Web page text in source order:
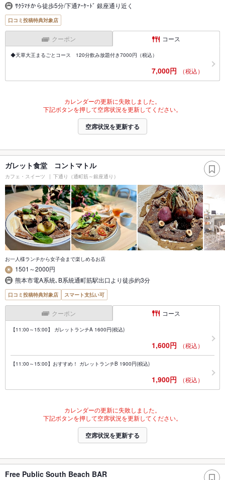
ｻｸﾗﾏﾁから徒歩5分/下通ｱｰｹｰﾄﾞ 銀座通り近く
口コミ投稿特典対象店
クーポン コース
◆天草大王まるごとコース 120分飲み放題付き7000円（税込）
7,000円 （税込）
カレンダーの更新に失敗しました。
下記ボタンを押して空席状況を更新してください。
空席状況を更新する
ガレット食堂 コントマトル
カフェ・スイーツ 下通り（通町筋～銀座通り）
お一人様ランチから女子会まで楽しめるお店
1501～2000円
熊本市電A系統､B系統通町筋駅出口より徒歩約3分
口コミ投稿特典対象店 スマート支払い可
クーポン コース
【11:00～15:00】 ガレットランチA 1600円(税込)
1,600円 （税込）
【11:00～15:00】おすすめ！ ガレットランチB 1900円(税込)
1,900円 （税込）
カレンダーの更新に失敗しました。
下記ボタンを押して空席状況を更新してください。
空席状況を更新する
Free Public South Beach BAR